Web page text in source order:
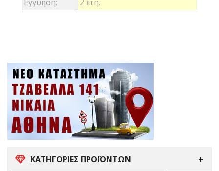
ΚΑΤΗΓΟΡΙΕΣ ΠΡΟΪΟΝΤΩΝ
Εγγύηση:
2 έτη.